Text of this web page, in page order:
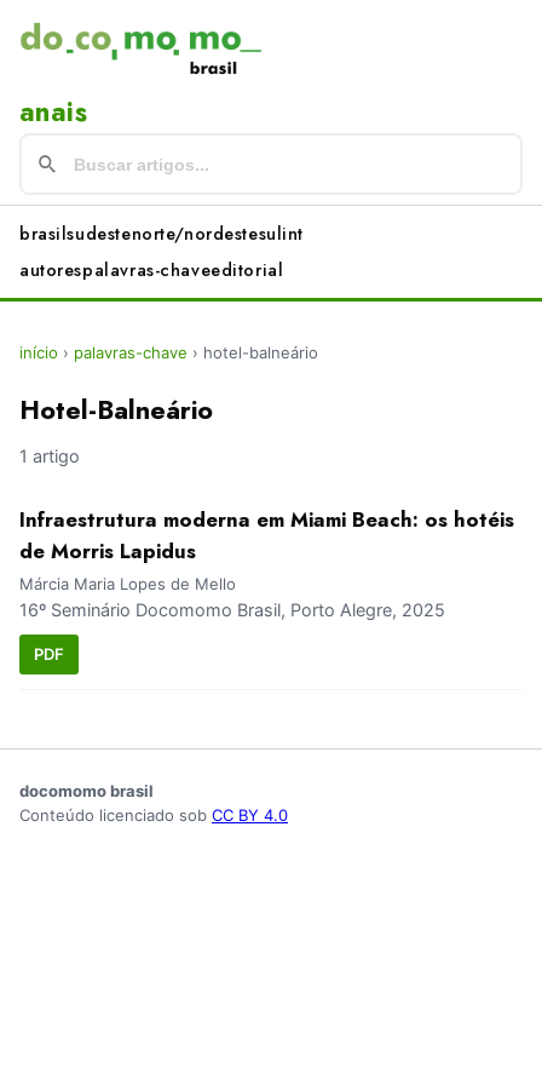
anais
brasilsudestenorte/nordestesulint
autorespalavras-chaveeditorial
início › palavras-chave › hotel-balneário
Hotel-Balneário
1 artigo
Infraestrutura moderna em Miami Beach: os hotéis
de Morris Lapidus
Márcia Maria Lopes de Mello
16º Seminário Docomomo Brasil, Porto Alegre, 2025
PDF
docomomo brasil
Conteúdo licenciado sob CC BY 4.0